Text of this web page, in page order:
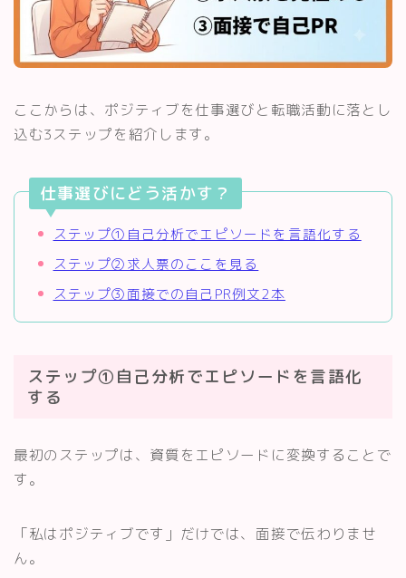
ここからは、ポジティブを仕事選びと転職活動に落とし
込む3ステップを紹介します。
仕事選びにどう活かす？
ステップ①自己分析でエピソードを言語化する
ステップ②求人票のここを見る
ステップ③面接での自己PR例文2本
ステップ①自己分析でエピソードを言語化
する
最初のステップは、資質をエピソードに変換することで
す。
「私はポジティブです」だけでは、面接で伝わりませ
ん。